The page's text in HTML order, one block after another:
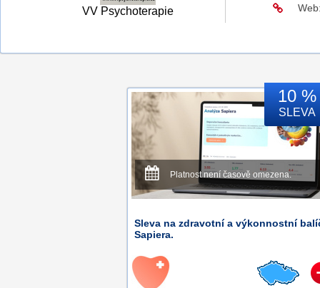
VV Psychoterapie
10 %
SLEVA
Platnost není časově omezena.
Sleva na zdravotní a výkonnostní
Sapiera.